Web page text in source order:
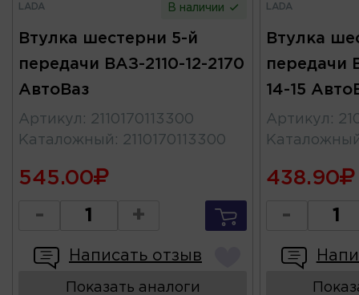
LADA В наличии
Втулка шестерни 5-й
передачи ВАЗ-2110-12-2170
АвтоВаз
Артикул : 2110170113300
Каталожный : 2110170113300
545.00
- +
Написать отзыв
Показать аналоги
LADA
Втулка
передачи
14-15
Артикул :
438.90
-